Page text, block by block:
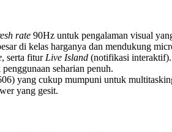
rate 90Hz untuk pengalaman visual
di kelas harganya dan mendukung
, serta fitur Live Island (notifikasi interaktif).
seharian penuh.
yang cukup mumpuni untuk
yang gesit.